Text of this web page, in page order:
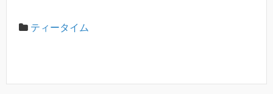
ティータイム